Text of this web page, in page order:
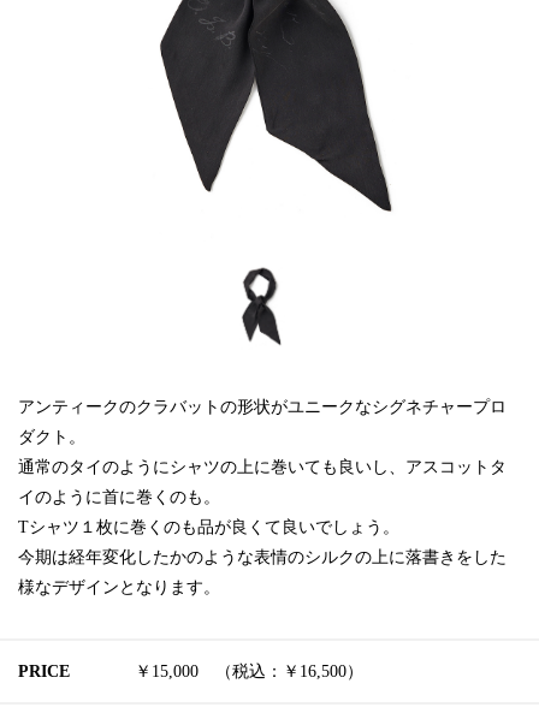
アンティークのクラバットの形状がユニークなシグネチャープロ
ダクト。
通常のタイのようにシャツの上に巻いても良いし、アスコットタ
イのように首に巻くのも。
Tシャツ１枚に巻くのも品が良くて良いでしょう。
今期は経年変化したかのような表情のシルクの上に落書きをした
様なデザインとなります。
PRICE ￥15,000 （税込：￥16,500）